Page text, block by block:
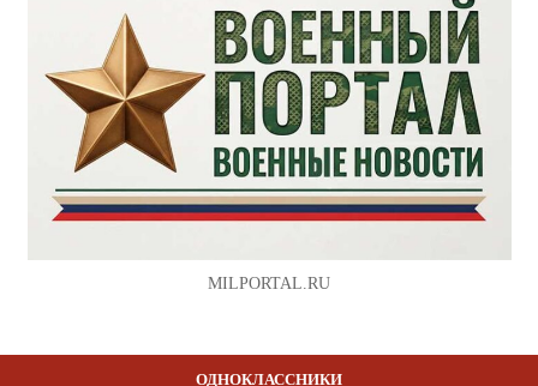
MILPORTAL.RU
ОДНОКЛАССНИКИ